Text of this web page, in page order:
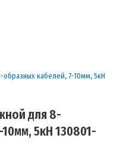
для 8-
5кН 130801-